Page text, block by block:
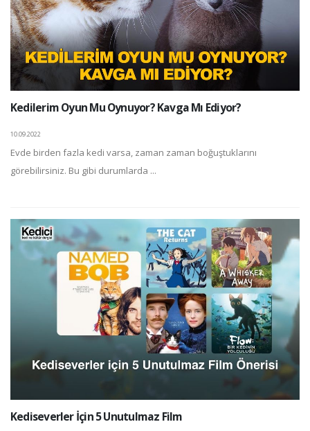
Kedilerim Oyun Mu Oynuyor? Kavga Mı Ediyor?
10.09.2022
Evde birden fazla kedi varsa, zaman zaman boğuştuklarını
görebilirsiniz. Bu gibi durumlarda ...
Kediseverler İçin 5 Unutulmaz Film